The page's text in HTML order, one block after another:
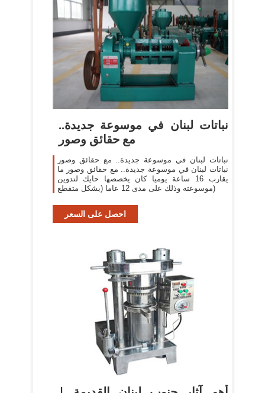
نباتات لبنان في موسوعة جديدة..
مع حقائق وصور
نباتات لبنان في موسوعة جديدة.. مع حقائق وصور
نباتات لبنان في موسوعة جديدة.. مع حقائق وصور ما
يقارب 16 ساعة يوميا كان يخصصها حايك لتدوين
موسوعته وذلك على مدى 12 عاما (بشكل متقطع)
احصل على السعر